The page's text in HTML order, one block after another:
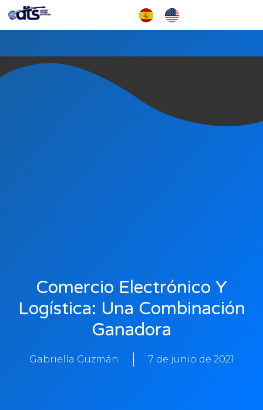
Comercio Electrónico Y
Logística: Una Combinación
Ganadora
Gabriella Guzmán 7 de junio de 2021